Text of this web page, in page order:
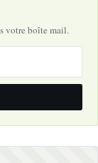
votre boîte mail.